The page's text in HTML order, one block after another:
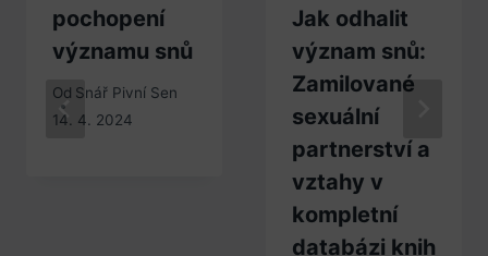
pochopení
významu snů
Od Snář Pivní Sen
14. 4. 2024
Jak odhalit
význam snů:
Zamilované
sexuální
partnerství a
vztahy v
kompletní
databázi knih